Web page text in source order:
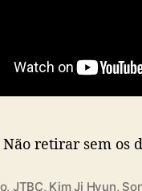
Não retirar sem os
, JTBC, Kim Ji Hyun,